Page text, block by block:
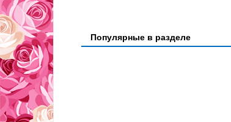
Популярные в разделе